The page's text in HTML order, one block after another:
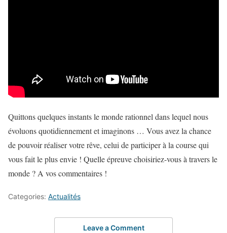
Quittons quelques instants le monde rationnel dans lequel nous
évoluons quotidiennement et imaginons … Vous avez la chance
de pouvoir réaliser votre rêve, celui de participer à la course qui
vous fait le plus envie ! Quelle épreuve choisiriez-vous à travers le
monde ? A vos commentaires !
Categories: Actualités
Leave a Comment